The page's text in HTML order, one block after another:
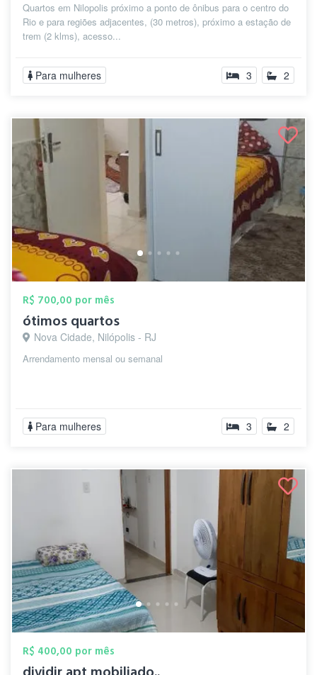
Quartos em Nilopolis próximo a ponto de ônibus para o centro do
Rio e para regiões adjacentes, (30 metros), próximo a estação de
trem (2 klms), acesso...
Para mulheres 3 2
R$ 700,00 por mês
ótimos quartos
Nova Cidade, Nilópolis - RJ
Arrendamento mensal ou semanal
Para mulheres 3 2
R$ 400,00 por mês